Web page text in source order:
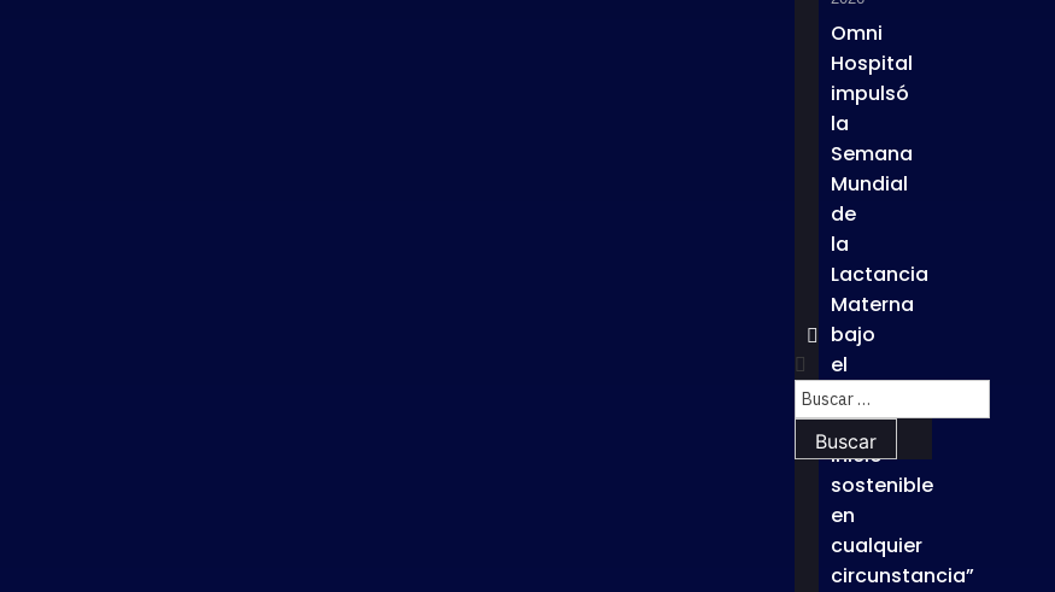
Omni
Hospital
impulsó
la
Semana
Mundial
de
la
Lactancia
Materna
bajo
el
lema
“Un
inicio
sostenible
en
cualquier
circunstancia”